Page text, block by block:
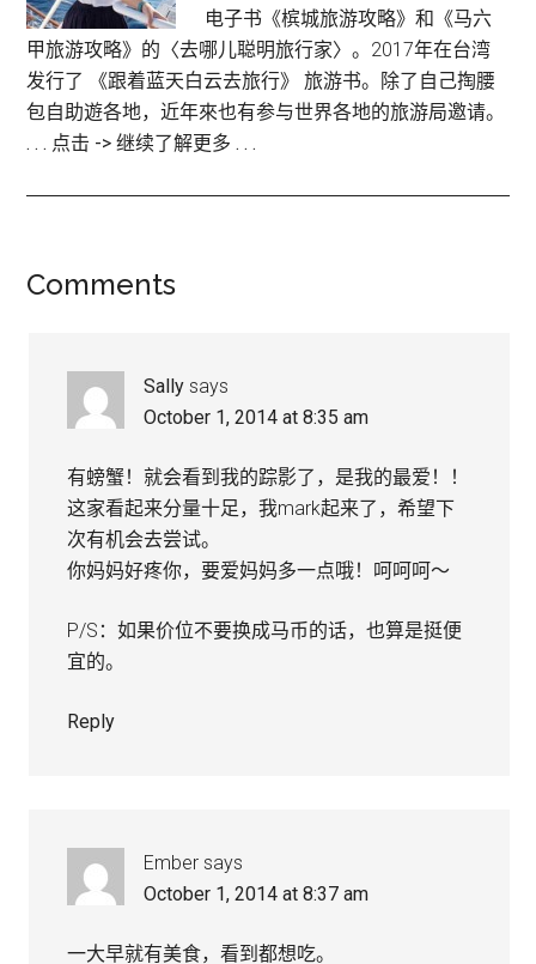
电子书《槟城旅游攻略》和《马六
甲旅游攻略》的〈去哪儿聪明旅行家〉。2017年在台湾
发行了 《跟着蓝天白云去旅行》 旅游书。除了自己掏腰
包自助遊各地，近年來也有参与世界各地的旅游局邀请。
. . . 点击 -> 继续了解更多 . . .
Reader
Comments
Sally says
October 1, 2014 at 8:35 am
有螃蟹！就会看到我的踪影了，是我的最爱！！
这家看起来分量十足，我mark起来了，希望下
次有机会去尝试。
你妈妈好疼你，要爱妈妈多一点哦！呵呵呵～
P/S：如果价位不要换成马币的话，也算是挺便
宜的。
Reply
Ember says
October 1, 2014 at 8:37 am
一大早就有美食，看到都想吃。